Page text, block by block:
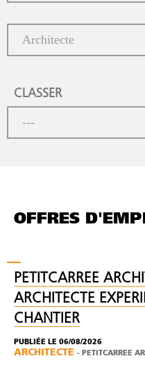
CLASSER
OFFRES
PETITCARREE
ARCHITECTE
CHANTIER
PUBLIÉE LE 06/08/2026
ARCHITECTE - PETITCARREE